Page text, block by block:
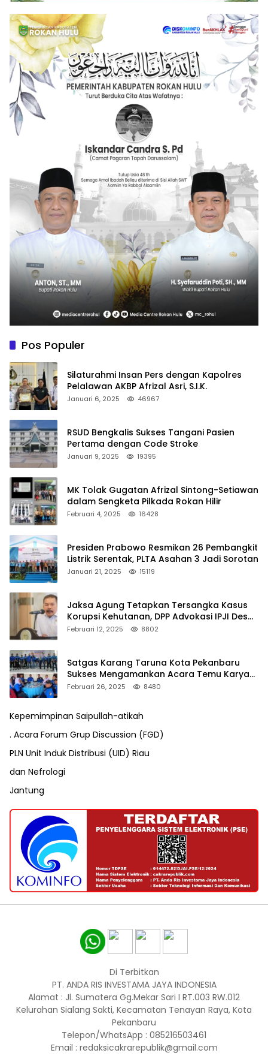
Pos Populer
Silaturahmi Insan Pers dengan Kapolres
Pelalawan AKBP Afrizal Asri, S.I.K.
Januari 6, 2025 46967
RSUD Bengkalis Sukses Tangani Pasien
Pertama dengan Code Stroke
Januari 9, 2025 19395
MK Tolak Gugatan Afrizal Sintong-Setiawan
dalam Sengketa Pilkada Rokan Hilir
Februari 4, 2025 16428
Presiden Prabowo Resmikan 26 Pembangkit
Listrik Serentak, PLTA Asahan 3 Jadi Sorotan
Januari 21, 2025 15119
Jaksa Agung Tetapkan Tersangka Kasus
Korupsi Kehutanan, DPP Advokasi IPJI Desak
Pengusutan Pajak RAPP
Februari 12, 2025 8802
Satgas Karang Taruna Kota Pekanbaru
Sukses Mengamankan Acara Temu Karya
VII Karang Taruna Pekanbaru
Februari 26, 2025 8480
Kepemimpinan Saipullah-atikah
. Acara Forum Grup Discussion (FGD)
PLN Unit Induk Distribusi (UID) Riau
dan Nefrologi
Jantung
Di Terbitkan
PT. ANDA RIS INVESTAMA JAYA INDONESIA
Alamat : Jl. Sumatera Gg.Mekar Sari I RT.003 RW.012
Kelurahan Sialang Sakti, Kecamatan Tenayan Raya, Kota
Pekanbaru
Telepon/WhatsApp : 085216503461
Email : redaksicakrarepublik@gmail.com